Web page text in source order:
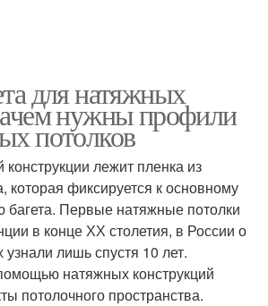
для натяжных
нужны профили
потолков
лежит пленка из
которая фиксируется к основному
багета. Первые натяжные потолки
в конце ХХ столетия, в России о
узнали лишь спустя 10 лет.
натяжных конструкций
потолочного пространства.